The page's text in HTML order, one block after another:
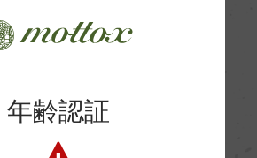
年齢認証